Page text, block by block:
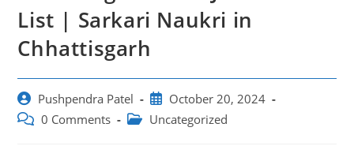
List | Sarkari Naukri in
Chhattisgarh
Post
author:
Pushpendra Patel
Post
published:
October 20, 2024
Post 0 Comments
Post Uncategorized